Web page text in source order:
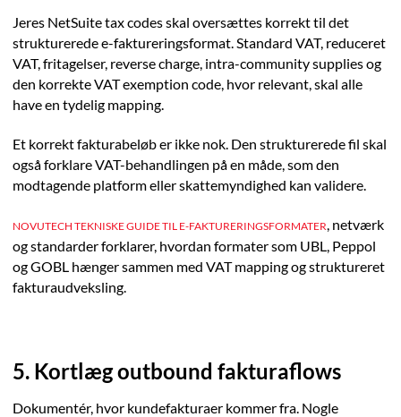
Jeres NetSuite tax codes skal oversættes korrekt til det
strukturerede e-faktureringsformat. Standard VAT, reduceret
VAT, fritagelser, reverse charge, intra-community supplies og
den korrekte VAT exemption code, hvor relevant, skal alle
have en tydelig mapping.
Et korrekt fakturabeløb er ikke nok. Den strukturerede fil skal
også forklare VAT-behandlingen på en måde, som den
modtagende platform eller skattemyndighed kan validere.
NOVUTECH TEKNISKE GUIDE TIL E-FAKTURERINGSFORMATER, netværk
og standarder forklarer, hvordan formater som UBL, Peppol
og GOBL hænger sammen med VAT mapping og struktureret
fakturaudveksling.
5. Kortlæg outbound fakturaflows
Dokumentér, hvor kundefakturaer kommer fra. Nogle